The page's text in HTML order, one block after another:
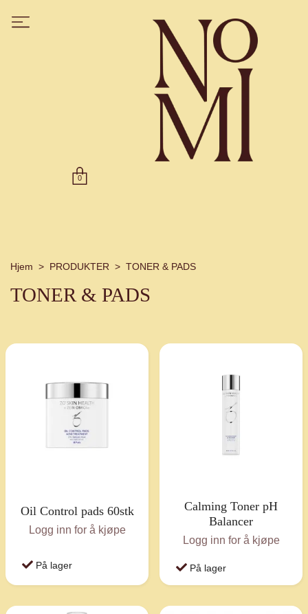
0
Hjem PRODUKTER TONER & PADS
TONER & PADS
Oil Control pads 60stk
Logg inn for å kjøpe
På lager
Calming Toner pH
Balancer
Logg inn for å kjøpe
På lager